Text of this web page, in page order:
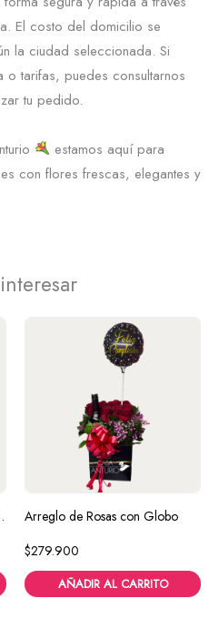
El costo del domicilio se
la ciudad seleccionada. Si
tarifas, puedes consultarnos
tu pedido.
estamos aquí para
con flores frescas, elegantes y
Perla
Arreglo de Rosas con Globo
$279.900
AÑADIR AL CARRITO